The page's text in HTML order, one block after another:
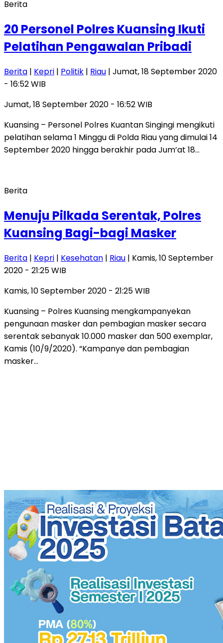
Berita
20 Personel Polres Kuansing Ikuti
Pelatihan Pengawalan Pribadi
Berita | Kepri | Politik | Riau | Jumat, 18 September 2020
- 16:52 WIB
Jumat, 18 September 2020 - 16:52 WIB
Kuansing – Personel Polres Kuantan Singingi mengikuti
pelatihan selama 1 Minggu di Polda Riau yang dimulai 14
September 2020 hingga berakhir pada Jum’at 18…
Berita
Menuju Pilkada Serentak, Polres
Kuansing Bagi-bagi Masker
Berita | Kepri | Kesehatan | Riau | Kamis, 10 September
2020 - 21:25 WIB
Kamis, 10 September 2020 - 21:25 WIB
Kuansing – Polres Kuansing mengkampanyekan
pengunaan masker dan pembagian masker secara
serentak sebanyak 10.000 masker dan 500 exemplar,
Kamis (10/9/2020). “Kampanye dan pembagian
masker…